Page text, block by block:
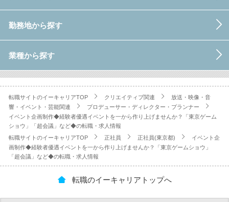
勤務地から探す
業種から探す
転職サイトのイーキャリアTOP クリエイティブ関連
放送・映像・音
響・イベント・芸能関連
プロデューサー・ディレクター・プランナー
イベント企画制作◆経験者優遇イベントを一から作り上げませんか？「東京ゲーム
ショウ」「超会議」など◆の転職・求人情報
転職サイトのイーキャリアTOP
正社員 正社員(東京都)
イベント企
画制作◆経験者優遇イベントを一から作り上げませんか？「東京ゲームショウ」
「超会議」など◆の転職・求人情報
転職のイーキャリアトップへ